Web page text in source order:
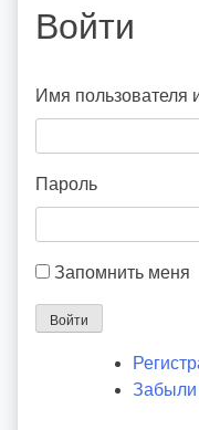
Войти
Имя пользователя
Пароль
Запомнить меня
Войти
Забыли